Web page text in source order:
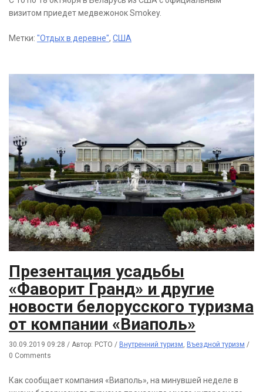
визитом приедет медвежонок Smokey.
Метки: "Отдых в деревне", США
Презентация усадьбы
«Фаворит Гранд» и другие
новости белорусского туризма
от компании «Виаполь»
30.09.2019 09:28 / Автор: РСТО / Внутренний туризм, Въездной туризм /
0 Comments
Как сообщает компания «Виаполь», на минувшей неделе в